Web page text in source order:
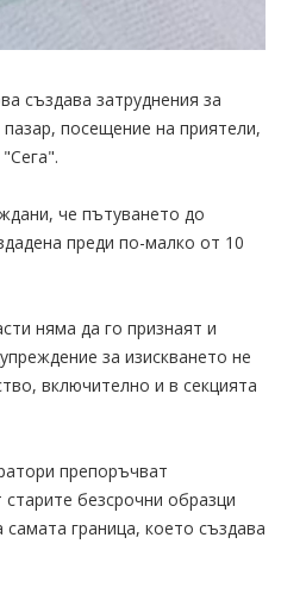
създава затруднения за
посещение на приятели,
че пътуването до
преди по-малко от 10
няма да го признаят и
за изискването не
включително и в секцията
препоръчват
безсрочни образци
граница, което създава